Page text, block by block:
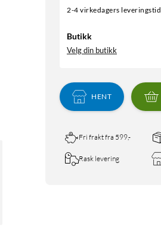
2-4 virkedagers leveringstid
Butikk
Velg din butikk
HENT
Fri frakt fra 599,-
Rask levering